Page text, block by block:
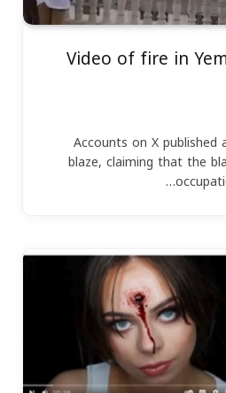
Video of fire in
Accounts on X published
blaze, claiming that the